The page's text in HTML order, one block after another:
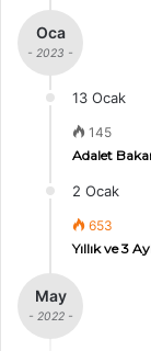
Oca
- 2023 -
13 Ocak
145
Adalet
2 Ocak
653
Yıllık ve 3
May
- 2022 -